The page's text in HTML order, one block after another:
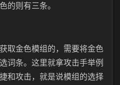
的则有三条。
取金色模组的，需要将金色
词条。这里就拿攻击手举例
和攻击，就是说模组的选择